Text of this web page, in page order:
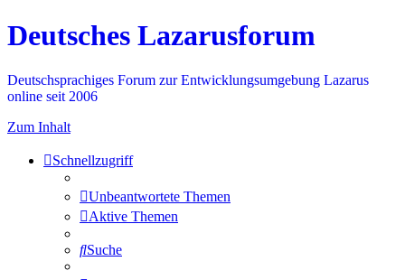
Deutsches Lazarusforum
Deutschsprachiges Forum zur Entwicklungsumgebung Lazarus
online seit 2006
Zum Inhalt
Schnellzugriff
Unbeantwortete Themen
Aktive Themen
Suche